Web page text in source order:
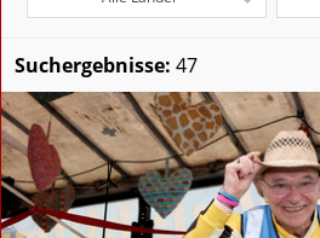
Suchergebnisse: 47